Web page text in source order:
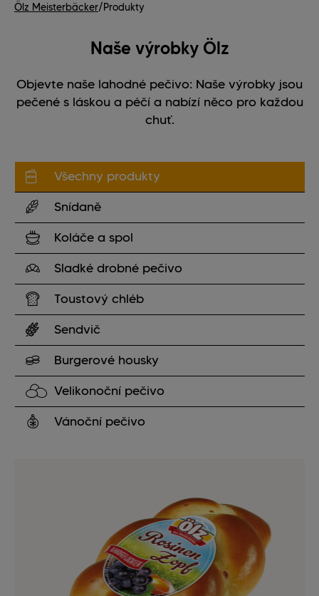
Ölz Meisterbäcker/Produkty
Naše výrobky Ölz
Objevte naše lahodné pečivo: Naše výrobky jsou
pečené s láskou a péčí a nabízí něco pro každou
chuť.
Všechny produkty
Snídaně
Koláče a spol
Sladké drobné pečivo
Toustový chléb
Sendvič
Burgerové housky
Velikonoční pečivo
Vánoční pečivo